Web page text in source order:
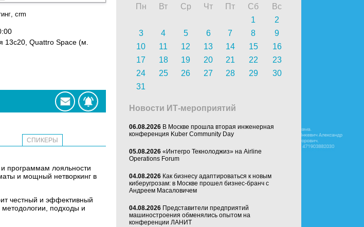
, crm
13с20, Quattro Space (м.
СПИКЕРЫ
программам лояльности
и мощный нетворкинг в
честный и эффективный
методологии, подходы и
Пн
Вт Ср Чт Пт Сб
Вс
1
2
3
4 5 6 7 8
9
10
11 12 13 14 15
16
17
18 19 20 21 22
23
24
25 26 27 28 29
30
31
Новости ИТ-мероприятий
06.08.2026 В Москве прошла вторая инженерная
конференция Kuber Community Day
05.08.2026 «Интегро Текнолоджиз» на Airline
Operations Forum
04.08.2026 Как бизнесу адаптироваться к новым
киберугрозам: в Москве прошел бизнес-бранч с
Андреем Масаловичем
04.08.2026 Представители предприятий
машиностроения обменялись опытом на
конференции ЛАНИТ